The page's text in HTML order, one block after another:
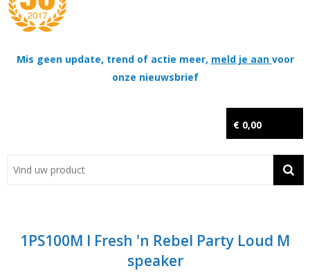
Mis geen update, trend of actie meer, meld je aan voor
onze nieuwsbrief
€ 0,00
Thema's
Contact
Wil je snel een advies? Bel nu 053-7920045 of 06-55731304
1PS100M I Fresh 'n Rebel Party Loud M
speaker